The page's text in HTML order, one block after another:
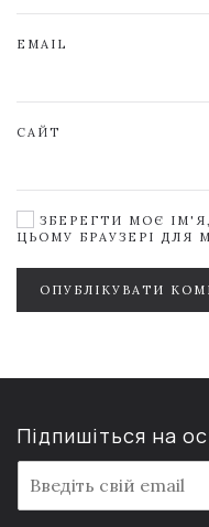
EMAIL
САЙТ
ЗБЕРЕГТИ МОЄ
ЦЬОМУ БРАУЗЕРІ ДЛЯ
ОПУБЛІКУВАТИ
Підпишіться на
m
a